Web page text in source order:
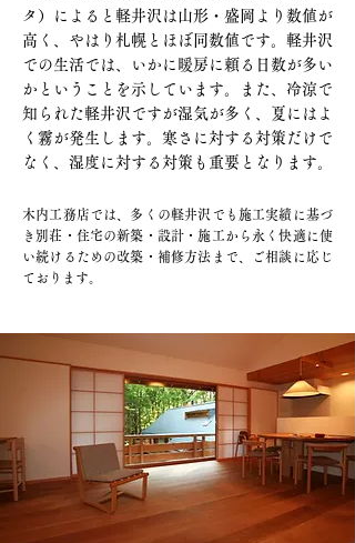
タ）によると軽井沢は山形・盛岡より数値が
高く、やはり札幌とほぼ同数値です。軽井沢
での生活では、いかに暖房に頼る日数が多い
かということを示しています。また、冷涼で
知られた軽井沢ですが湿気が多く、夏にはよ
く霧が発生します。寒さに対する対策だけで
なく、湿度に対する対策も重要となります。
木内工務店では、多くの軽井沢でも施工実績に基づ
き別荘・住宅の新築・設計・施工から永く快適に使
い続けるための改築・補修方法まで、ご相談に応じ
ております。